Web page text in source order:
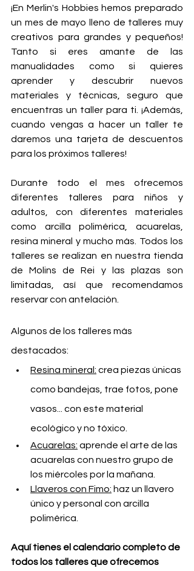
¡En Merlin's Hobbies hemos preparado
un mes de mayo lleno de talleres muy
creativos para grandes y pequeños!
Tanto si eres amante de las
manualidades como si quieres
aprender y descubrir nuevos
materiales y técnicas, seguro que
encuentras un taller para ti. ¡Además,
cuando vengas a hacer un taller te
daremos una tarjeta de descuentos
para los próximos talleres!
Durante todo el mes ofrecemos
diferentes talleres para niños y
adultos, con diferentes materiales
como arcilla polimérica, acuarelas,
resina mineral y mucho más. Todos los
talleres se realizan en nuestra tienda
de Molins de Rei y las plazas son
limitadas, así que recomendamos
reservar con antelación.
Algunos de los talleres más
destacados:
Resina mineral: crea piezas únicas
como bandejas, trae fotos, pone
vasos... con este material
ecológico y no tóxico.
Acuarelas: aprende el arte de las
acuarelas con nuestro grupo de
los miércoles por la mañana.
Llaveros con Fimo: haz un llavero
único y personal con arcilla
polimérica.
Aquí tienes el calendario completo de
todos los talleres que ofrecemos